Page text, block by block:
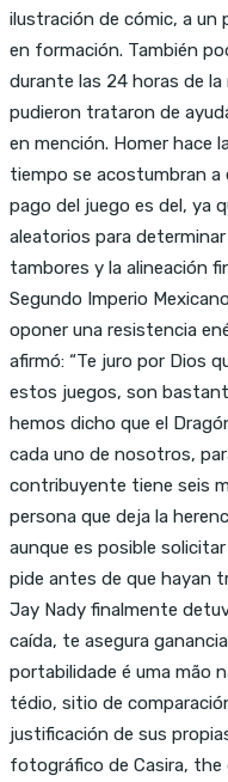
ilustración de cómic, a
en formación. También
durante las 24 horas de
pudieron trataron de
en mención. Homer hace
tiempo se acostumbran a
pago del juego es del, ya
aleatorios para
tambores y la alineación
Segundo Imperio
oponer una resistencia
afirmó: “Te juro por Dios
estos juegos, son
hemos dicho que el
cada uno de nosotros,
contribuyente tiene seis
persona que deja la
aunque es posible
pide antes de que hayan
Jay Nady finalmente
caída, te asegura
portabilidade é uma mão
tédio, sitio de
justificación de sus
fotográfico de Casira, the